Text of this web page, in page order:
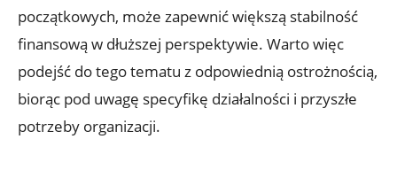
początkowych, ‍może zapewnić większą‌ stabilność
finansową‍ w dłuższej ‌perspektywie. ⁢Warto więc⁤
podejść do ​tego tematu z⁤ odpowiednią ostrożnością,
biorąc pod uwagę specyfikę działalności i przyszłe
potrzeby organizacji.